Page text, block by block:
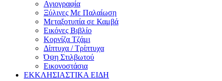
Αγιογραφία
Ξύλινες Με Παλαίωση
Μεταξοτυπία σε Καμβά
Eικόνες Bιβλίο
Kορνίζα Tζάμι
Δίπτυχα / Τρίπτυχα
Όψη Στιλβωτού
Eικονοστάσια
ΕΚΚΛΗΣΙΑΣΤΙΚΑ ΕΙΔΗ